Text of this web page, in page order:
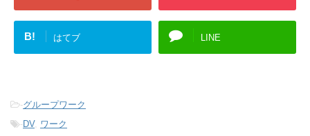
B! はてブ LINE
-グループワーク
-DV, ワーク